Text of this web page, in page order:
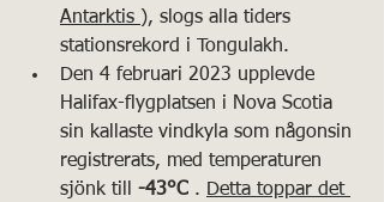
Antarktis ), slogs alla tiders
stationsrekord i Tongulakh.
Den 4 februari 2023 upplevde
Halifax-flygplatsen i Nova Scotia
sin kallaste vindkyla som någonsin
registrerats, med temperaturen
sjönk till -43°C . Detta toppar det